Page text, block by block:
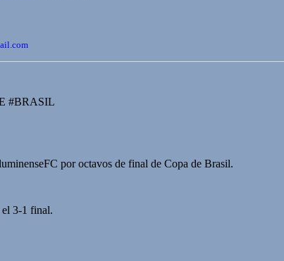
#BRASIL
por octavos de final de Copa de Brasil.
3-1 final.